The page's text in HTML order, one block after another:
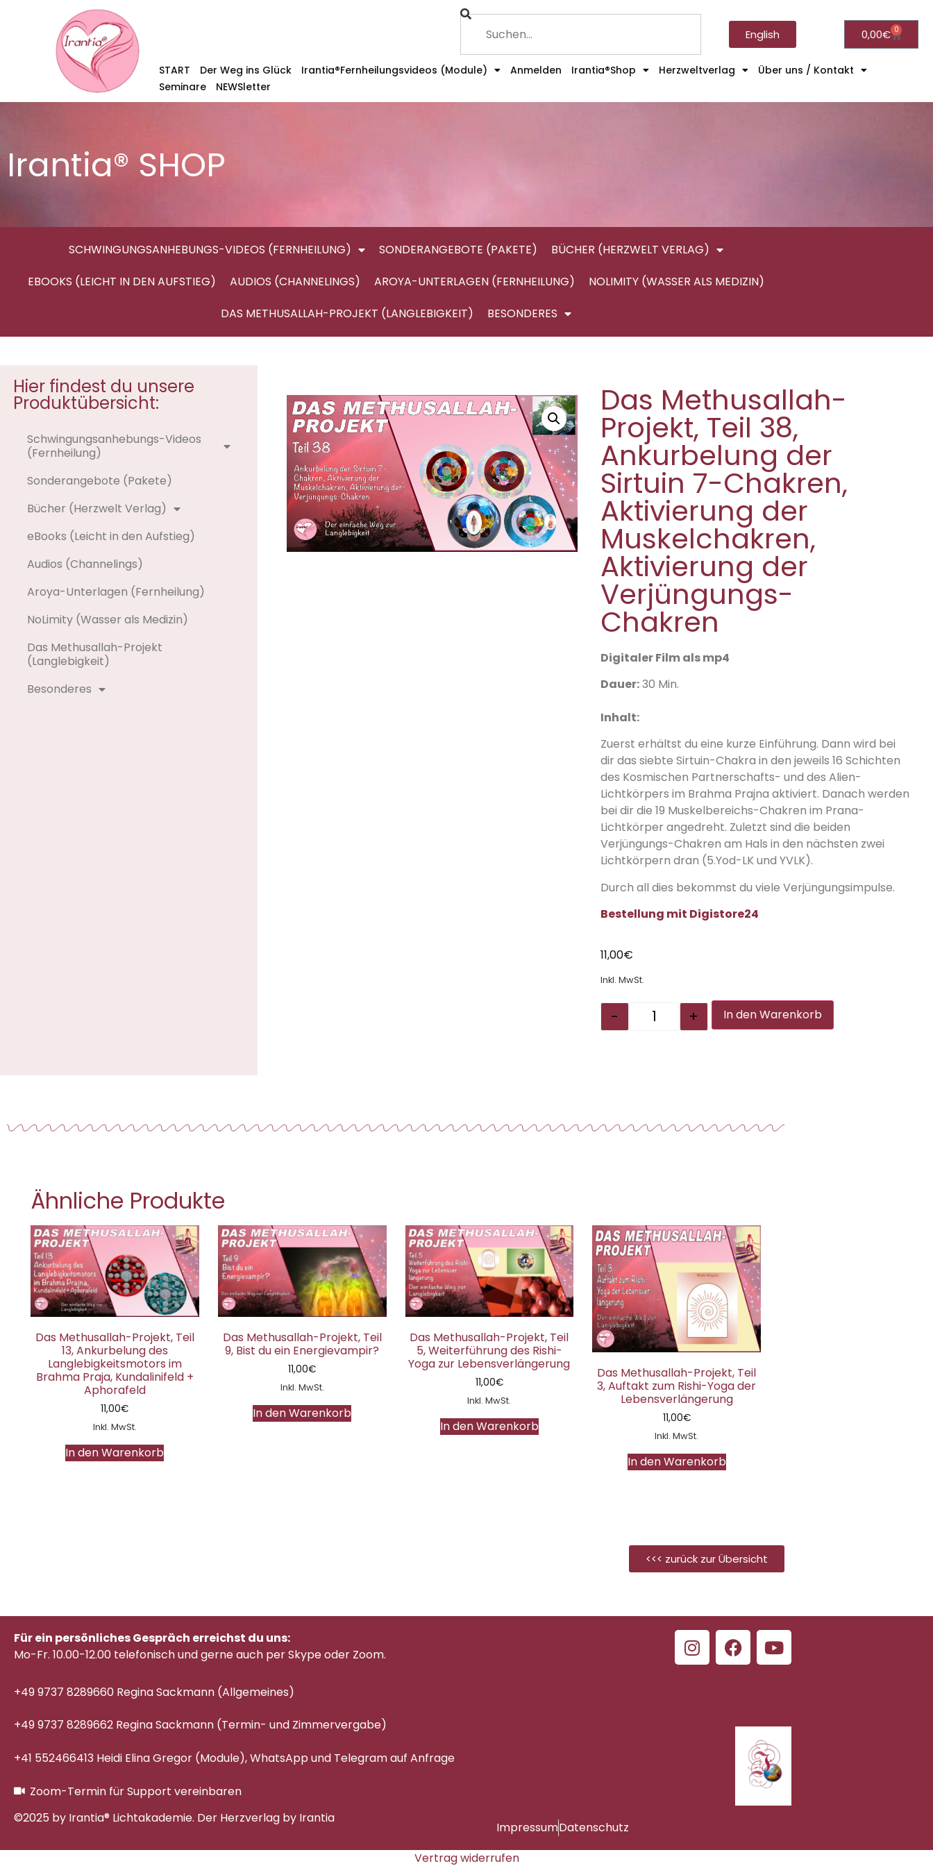
English 0,00€ 0
START Der Weg ins Glück Irantia®Fernheilungsvideos (Module) Anmelden Irantia®Shop Herzweltverlag
Über uns / Kontakt
Seminare
NEWSletter
Irantia® SHOP
SCHWINGUNGSANHEBUNGS-VIDEOS (FERNHEILUNG) SONDERANGEBOTE (PAKETE)
BÜCHER (HERZWELT VERLAG)
EBOOKS (LEICHT IN DEN AUFSTIEG)
AUDIOS (CHANNELINGS) AROYA-UNTERLAGEN (FERNHEILUNG)
NOLIMITY (WASSER ALS MEDIZIN)
DAS METHUSALLAH-PROJEKT (LANGLEBIGKEIT)
BESONDERES
Hier findest du unsere
Produktübersicht:
Schwingungsanhebungs-Videos
(Fernheilung)
Sonderangebote (Pakete)
Bücher (Herzwelt Verlag)
eBooks (Leicht in den Aufstieg)
Audios (Channelings)
Aroya-Unterlagen (Fernheilung)
NoLimity (Wasser als Medizin)
Das Methusallah-Projekt
(Langlebigkeit)
Besonderes
Das Methusallah-
Projekt, Teil 38,
Ankurbelung der
Sirtuin 7-Chakren,
Aktivierung der
Muskelchakren,
Aktivierung der
Verjüngungs-
Chakren
Digitaler Film als mp4
Dauer:30 Min.
Inhalt:
Zuerst erhältst du eine kurze Einführung. Dann wird bei
dir das siebte Sirtuin-Chakra in den jeweils 16 Schichten
des Kosmischen Partnerschafts- und des Alien-
Lichtkörpers im Brahma Prajna aktiviert. Danach werden
bei dir die 19 Muskelbereichs-Chakren im Prana-
Lichtkörper angedreht. Zuletzt sind die beiden
Verjüngungs-Chakren am Hals in den nächsten zwei
Lichtkörpern dran (5.Yod-LK und YVLK).
Durch all dies bekommst du viele Verjüngungsimpulse.
Bestellung mit Digistore24
11,00€
Inkl. MwSt.
- + In den Warenkorb
Ähnliche Produkte
Das Methusallah-Projekt, Teil
13, Ankurbelung des
Langlebigkeitsmotors im
Brahma Praja, Kundalinifeld +
Aphorafeld
11,00€
Inkl. MwSt.
In den Warenkorb
Das Methusallah-Projekt, Teil
9, Bist du ein Energievampir?
11,00€
Inkl. MwSt.
In den Warenkorb
Das Methusallah-Projekt, Teil
5, Weiterführung des Rishi-
Yoga zur Lebensverlängerung
11,00€
Inkl. MwSt.
In den Warenkorb
Das Methusallah-Projekt, Teil
3, Auftakt zum Rishi-Yoga der
Lebensverlängerung
11,00€
Inkl. MwSt.
In den Warenkorb
<<< zurück zur Übersicht
Für ein persönliches Gespräch erreichst du uns:
Mo-Fr. 10.00-12.00 telefonischund gerne auch per Skype oder Zoom.
+49 9737 8289660 Regina Sackmann (Allgemeines)
+49 9737 8289662 Regina Sackmann (Termin- und Zimmervergabe)
+41 552466413 Heidi Elina Gregor (Module), WhatsApp und Telegram auf Anfrage
Zoom-Termin für Support vereinbaren
©2025 by Irantia® Lichtakademie. Der Herzverlag by Irantia
ImpressumDatenschutz
Vertrag widerrufen